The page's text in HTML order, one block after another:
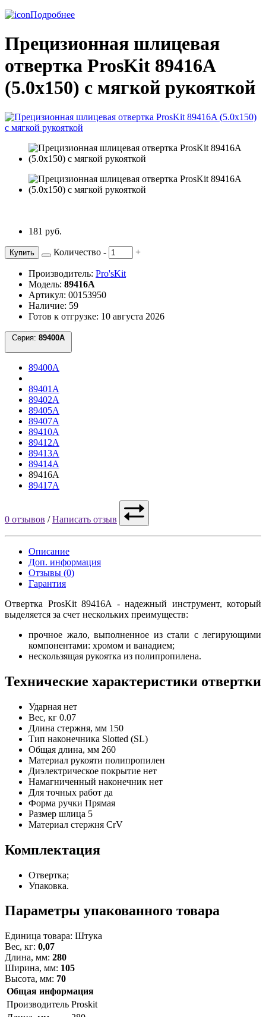
Подробнее
Прецизионная шлицевая
отвертка ProsKit 89416A
(5.0х150) с мягкой рукояткой
181 руб.
Купить Количество - +
Производитель: Pro'sKit
Модель: 89416A
Артикул: 00153950
Наличие: 59
Готов к отгрузке: 10 августа 2026
Серия:
89400A
89401A
89402A
89405A
89407A
89410A
89412A
89413A
89414A
89416A
89417A
0 отзывов /Написать отзыв
Описание
Доп. информация
Отзывы (0)
Гарантия
Отвертка ProsKit 89416A - надежный инструмент, который
выделяется за счет нескольких преимуществ:
прочное жало, выполненное из стали с легирующими
компонентами: хромом и ванадием;
нескользящая рукоятка из полипропилена.
Технические характеристики отвертки
Ударная нет
Вес, кг 0.07
Длина стержня, мм 150
Тип наконечника Slotted (SL)
Общая длина, мм 260
Материал рукояти полипропилен
Диэлектрическое покрытие нет
Намагниченный наконечник нет
Для точных работ да
Форма ручки Прямая
Размер шлица 5
Материал стержня CrV
Комплектация
Отвертка;
Упаковка.
Параметры упакованного товара
Единица товара: Штука
Вес, кг: 0,07
Длина, мм: 280
Ширина, мм: 105
Высота, мм: 70
Общая информация
Производитель Proskit